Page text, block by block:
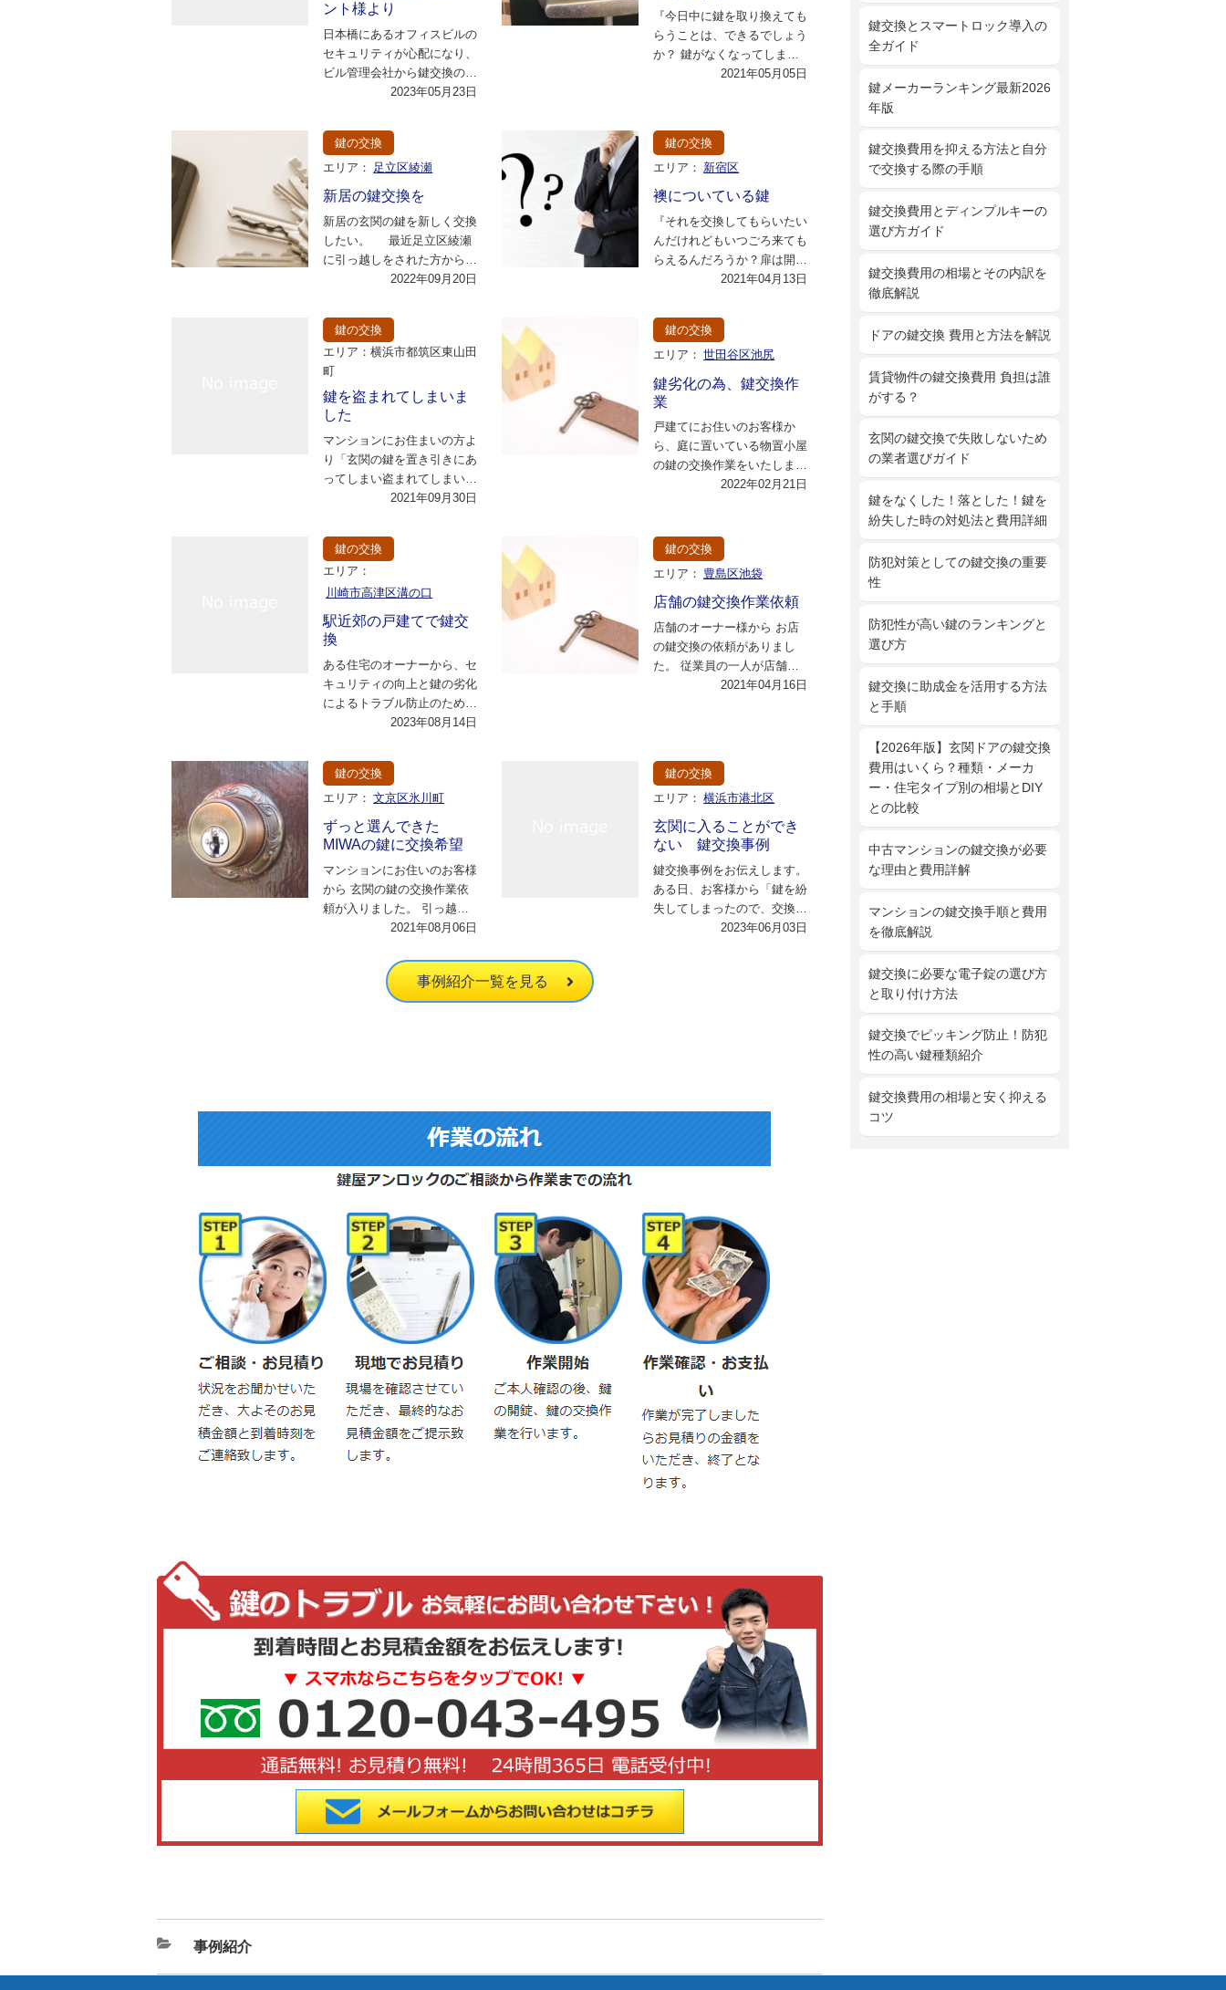
ント様より
日本橋にあるオフィスビルの
セキュリティが心配になり、
ビル管理会社から鍵交換の依
頼がありました。セキュリテ
2023年05月23日
『今日中に鍵を取り換えても
らうことは、できるでしょう
か？ 鍵がなくなってしまっ
て、、 はじめての事なので
2021年05月05日
鍵の交換
エリア： 足立区綾瀬
新居の鍵交換を
新居の玄関の鍵を新しく交換
したい。 最近足立区綾瀬
に引っ越しをされた方からの
相談である。 &…2022年09月20日
鍵の交換
エリア： 新宿区
襖についている鍵
『それを交換してもらいたい
んだけれどもいつごろ来ても
らえるんだろうか？扉は開い
ているけれども鍵をなくしち
2021年04月13日
鍵の交換
エリア：横浜市都筑区東山田
町
鍵を盗まれてしまいま
した
マンションにお住まいの方よ
り「玄関の鍵を置き引きにあ
ってしまい盗まれてしまいま
した。なるべく早く鍵交換お
2021年09月30日
鍵の交換
エリア： 世田谷区池尻
鍵劣化の為、鍵交換作
業
戸建てにお住いのお客様か
ら、庭に置いている物置小屋
の鍵の交換作業をいたしまし
た。 外に出ている為、鍵の
2022年02月21日
鍵の交換
エリア：
川崎市高津区溝の口
駅近郊の戸建てで鍵交
換
ある住宅のオーナーから、セ
キュリティの向上と鍵の劣化
によるトラブル防止のため
に、鍵の交換を依頼されまし
2023年08月14日
鍵の交換
エリア： 豊島区池袋
店舗の鍵交換作業依頼
店舗のオーナー様から お店
の鍵交換の依頼がありまし
た。 従業員の一人が店舗の
出入り口の鍵を紛失してしま
2021年04月16日
鍵の交換
エリア： 文京区氷川町
ずっと選んできた
MIWAの鍵に交換希望
マンションにお住いのお客様
から 玄関の鍵の交換作業依
頼が入りました。 引っ越し
する日に合わせて鍵を替えて
2021年08月06日
鍵の交換
エリア： 横浜市港北区
玄関に入ることができ
ない 鍵交換事例
鍵交換事例をお伝えします。
ある日、お客様から「鍵を紛
失してしまったので、交換し
てほしい」との依頼がありま
2023年06月03日
事例紹介一覧を見る
カ
テ
事例紹介
鍵交換とスマートロック導入の
全ガイド
鍵メーカーランキング最新2026
年版
鍵交換費用を抑える方法と自分
で交換する際の手順
鍵交換費用とディンプルキーの
選び方ガイド
鍵交換費用の相場とその内訳を
徹底解説
ドアの鍵交換 費用と方法を解説
賃貸物件の鍵交換費用 負担は誰
がする？
玄関の鍵交換で失敗しないため
の業者選びガイド
鍵をなくした！落とした！鍵を
紛失した時の対処法と費用詳細
防犯対策としての鍵交換の重要
性
防犯性が高い鍵のランキングと
選び方
鍵交換に助成金を活用する方法
と手順
【2026年版】玄関ドアの鍵交換
費用はいくら？種類・メーカ
ー・住宅タイプ別の相場とDIY
との比較
中古マンションの鍵交換が必要
な理由と費用詳解
マンションの鍵交換手順と費用
を徹底解説
鍵交換に必要な電子錠の選び方
と取り付け方法
鍵交換でピッキング防止！防犯
性の高い鍵種類紹介
鍵交換費用の相場と安く抑える
コツ